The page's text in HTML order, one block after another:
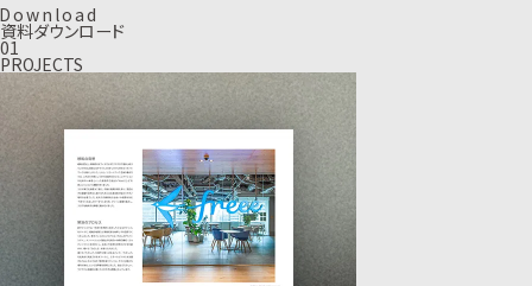
Down load
資料ダウンロード
01
PROJECTS